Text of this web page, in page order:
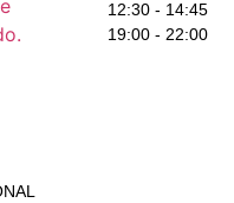
12:30 - 14:45
19:00 - 22:00